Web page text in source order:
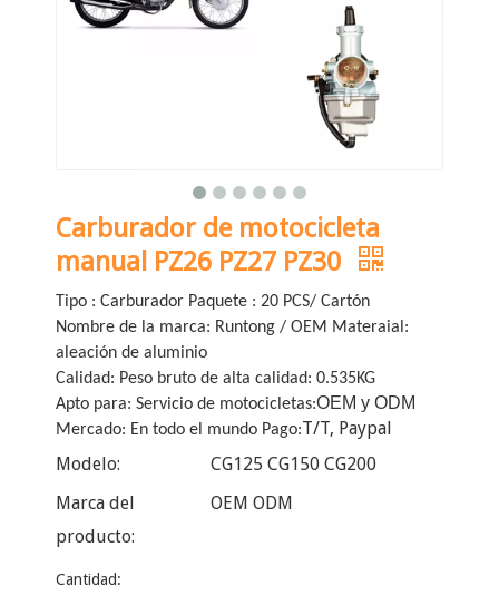
Carburador de motocicleta
manual PZ26 PZ27 PZ30
Tipo : Carburador Paquete : 20 PCS/ Cartón
Nombre de la marca: Runtong / OEM Materaial:
aleación de aluminio
Calidad: Peso bruto de alta calidad: 0.535KG
Apto para: Servicio de motocicletas:OEM y ODM
Mercado: En todo el mundo Pago:T/T, Paypal
Modelo:
CG125 CG150 CG200
Marca del
producto:
OEM ODM
Cantidad: